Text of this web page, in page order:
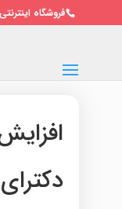
فروشگاه اینترنتی پرواز 09128501125